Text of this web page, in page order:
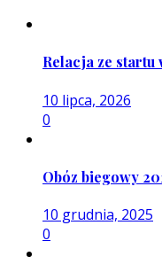
Relacja ze startu
10 lipca, 2026
0
Obóz biegowy
10 grudnia, 2025
0